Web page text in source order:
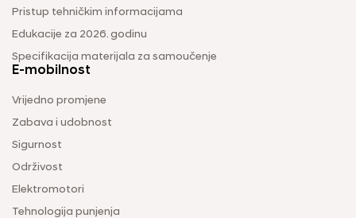
Pristup tehničkim informacijama
Edukacije za 2026. godinu
Specifikacija materijala za samoučenje
E-mobilnost
Vrijedno promjene
Zabava i udobnost
Sigurnost
Održivost
Elektromotori
Tehnologija punjenja